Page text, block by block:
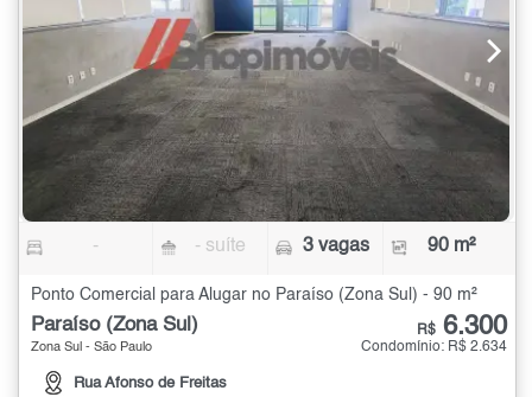
- - suíte 3 vagas 90 m²
Ponto Comercial para Alugar no Paraíso (Zona Sul) - 90 m²
Paraíso (Zona Sul)
Zona Sul - São Paulo
Rua Afonso de Freitas
R$ 6.300
Condomínio: R$ 2.634